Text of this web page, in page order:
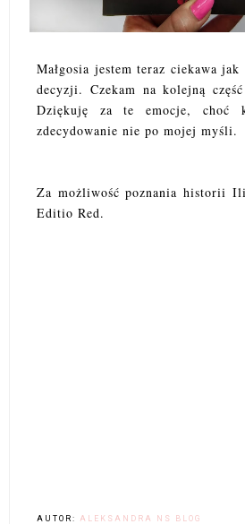
Małgosia jestem teraz ciekawa
decyzji. Czekam na kolejną
Dziękuję za te emocje, choć
zdecydowanie nie po mojej myśli.
Za możliwość poznania historii
Editio Red.
AUTOR: ALEKSANDRA NS BLOG